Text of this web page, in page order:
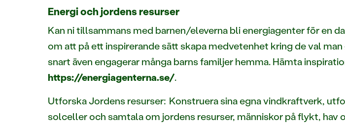
Energi och jordens resurser
Kan ni tillsammans med barnen/eleverna bli energiagenter för en
om att på ett inspirerande sätt skapa medvetenhet kring de val
snart även engagerar många barns familjer hemma. Hämta
https://energiagenterna.se/.
Utforska Jordens resurser: Konstruera sina egna vindkraftverk,
solceller och samtala om jordens resurser, människor på flykt, hav